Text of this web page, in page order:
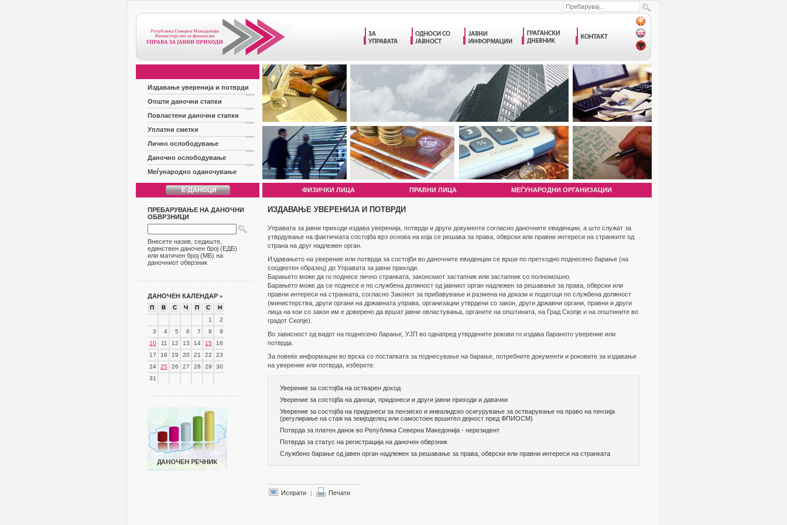
Издавање уверенија и потврди
Општи даночни стапки
Повластени даночни стапки
Уплатни сметки
Лично ослободување
Даночно ослободување
Меѓународно оданочување
ФИЗИЧКИ ЛИЦА ПРАВНИ ЛИЦА МЕЃУНАРОДНИ ОРГАНИЗАЦИИ
ПРЕБАРУВАЊЕ НА ДАНОЧНИ
ОБВРЗНИЦИ
Внесете назив, седиште,
единствен даночен број (ЕДБ)
или матичен број (МБ) на
даночниот обврзник
ДАНОЧЕН КАЛЕНДАР »
П В С Ч П С
Н
1
2
3
4 5 6 7 8
9
10
11 12 13 14 15
16
17
18 19 20 21 22
23
24
25 26 27 28 29
30
31
ИЗДАВАЊЕ УВЕРЕНИЈА И ПОТВРДИ
Управата за јавни приходи издава уверенија, потврди и други документи согласно даночните евиденции, а што служат за
утврдување на фактичката состојба врз основа на која се решава за права, обврски или правни интереси на странките од
страна на друг надлежен орган.
Издавањето на уверение или потврда за состојби во даночните евиденции се врши по претходно поднесено барање (на
соодветен образец) до Управата за јавни приходи.
Барањето може да го поднесе лично странката, законскиот застапник или застапник со полномошно.
Барањето може да се поднесе и по службена должност од јавниот орган надлежен за решавање за права, обврски или
правни интереси на странката, согласно Законот за прибавување и размена на докази и податоци по службена должност
(министерства, други органи на државната управа, организации утврдени со закон, други државни органи, правни и други
лица на кои со закон им е доверено да вршат јавни овластувања, органите на општината, на Град Скопје и на општините во
градот Скопје).
Во зависност од видот на поднесено барање, УЈП во однапред утврдените рокови го издава бараното уверение или
потврда.
За повеќе информации во врска со постапката за поднесување на барање, потребните документи и роковите за издавање
на уверение или потврда, изберете:
Уверение за состојба на остварен доход
Уверение за состојба на даноци, придонеси и други јавни приходи и давачки
Уверение за состојба на придонеси за пензиско и инвалидско осигурување за остварување на право на пензија
(регулирање на стаж на земјоделец или самостоен вршител дејност пред ФПИОСМ)
Потврда за платен данок во Република Северна Македонија - нерезидент
Потврда за статус на регистрација на даночен обврзник
Службено барање од јавен орган надлежен за решавање за права, обврски или правни интереси на странката
Испрати | Печати